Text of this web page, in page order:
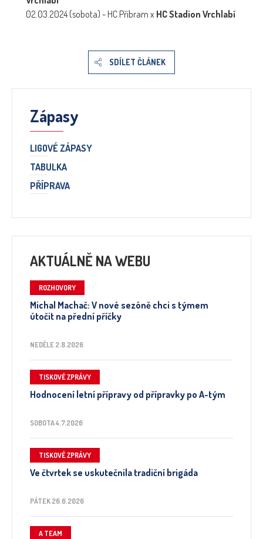
02.03.2024 (sobota) - HC Příbram x HC Stadion Vrchlabí
SDÍLET ČLÁNEK
Zápasy
LIGOVÉ ZÁPASY
TABULKA
PŘÍPRAVA
AKTUÁLNĚ NA WEBU
ROZHOVORY
Michal Machač: V nové sezóně chci s týmem
útočit na přední příčky
NEDĚLE 2.8.2026
TISKOVÉ ZPRÁVY
Hodnocení letní přípravy od přípravky po A-tým
SOBOTA 4.7.2026
TISKOVÉ ZPRÁVY
Ve čtvrtek se uskutečnila tradiční brigáda
PÁTEK 26.6.2026
A TEAM